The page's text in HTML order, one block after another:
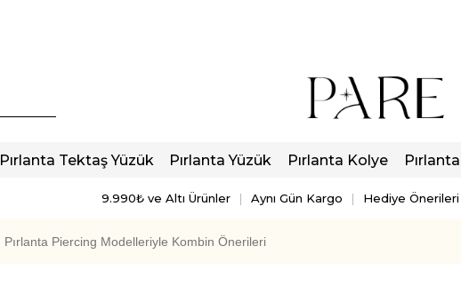
Pırlanta Tektaş Yüzük Pırlanta Yüzük Pırlanta Kolye
9.990₺ ve Altı Ürünler Aynı Gün Kargo Hediye Önerileri
Pırlanta Piercing Modelleriyle Kombin Önerileri